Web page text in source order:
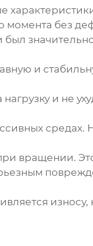
момента без
был
и
и не
средах.
вращении.